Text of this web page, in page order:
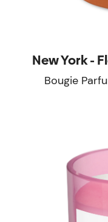
New York -
Bougie